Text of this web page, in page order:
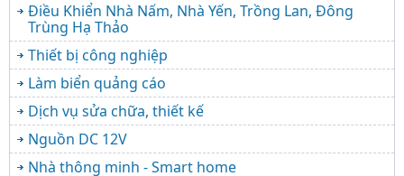
Điều Khiển Nhà Nấm, Nhà Yến, Trồng Lan, Đông
Trùng Hạ Thảo
Thiết bị công nghiệp
Làm biển quảng cáo
Dịch vụ sửa chữa, thiết kế
Nguồn DC 12V
Nhà thông minh - Smart home